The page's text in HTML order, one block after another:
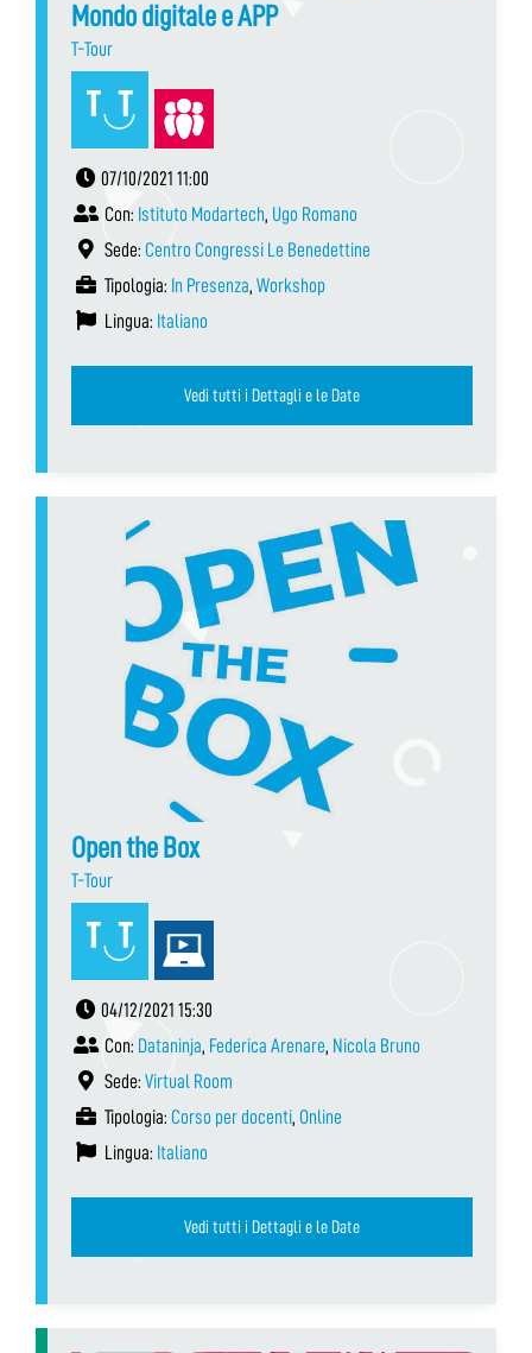
Mondo digitale e APP
T-Tour
07/10/2021 11:00
Con: Istituto Modartech, Ugo Romano
Sede: Centro Congressi Le Benedettine
Tipologia: In Presenza, Workshop
Lingua: Italiano
Vedi tutti i Dettagli e le Date
Open the Box
T-Tour
04/12/2021 15:30
Con: Dataninja, Federica Arenare, Nicola Bruno
Sede: Virtual Room
Tipologia: Corso per docenti, Online
Lingua: Italiano
Vedi tutti i Dettagli e le Date